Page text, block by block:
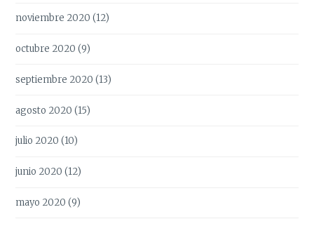
noviembre 2020 (12)
octubre 2020 (9)
septiembre 2020 (13)
agosto 2020 (15)
julio 2020 (10)
junio 2020 (12)
mayo 2020 (9)